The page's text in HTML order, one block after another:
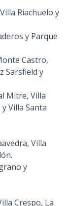
Riachuelo y
y Parque
Castro,
Sarsfield y
Mitre, Villa
Villa Santa
Villa
y
Crespo, La